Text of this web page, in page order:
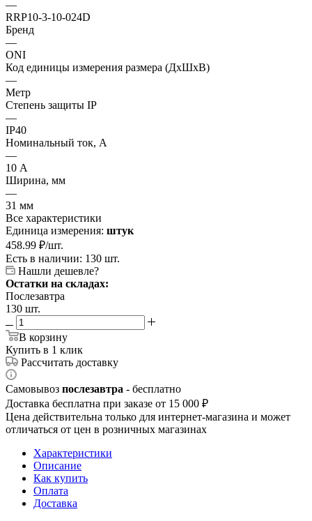
—
RRP10-3-10-024D
Бренд
—
ONI
Код единицы измерения размера (ДхШхВ)
—
Метр
Степень защиты IP
—
IP40
Номинальный ток, А
—
10 А
Ширина, мм
—
31 мм
Все характеристики
Единица измерения: штук
458.99 ₽/шт.
Есть в наличии: 130 шт.
Нашли дешевле?
Остатки на складах:
Послезавтра
130 шт.
В корзину
Купить в 1 клик
Рассчитать доставку
Самовывоз послезавтра - бесплатно
Доставка бесплатна при заказе от 15 000 ₽
Цена действительна только для интернет-магазина и может
отличаться от цен в розничных магазинах
Характеристики
Описание
Как купить
Оплата
Доставка